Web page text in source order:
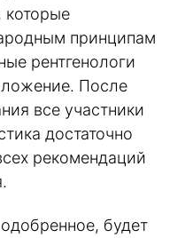
которые
принципам
рентгенологи
После
все участники
достаточно
рекомендаций
будет